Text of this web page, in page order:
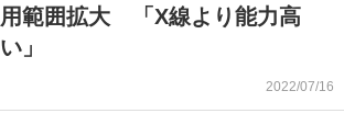
用範囲拡大 「X線より能力高
い」
2022/07/16